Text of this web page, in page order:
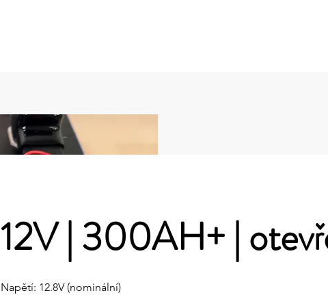
12V | 300AH+ | ot
Napětí: 12.8V (nominální)